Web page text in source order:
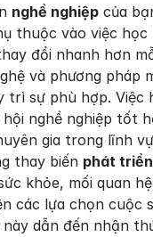
nghề nghiệp của
thuộc vào việc học
đổi nhanh hơn
và phương pháp
trì sự phù hợp. Việc
nghề nghiệp tốt
gia trong lĩnh
thay biến phát
khỏe, mối quan
các lựa chọn cuộc
này dẫn đến nhận